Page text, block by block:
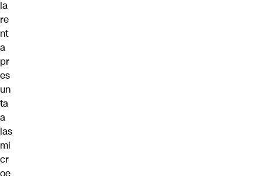
la
re
nt
a
pr
es
un
ta
a
las
mi
cr
oe